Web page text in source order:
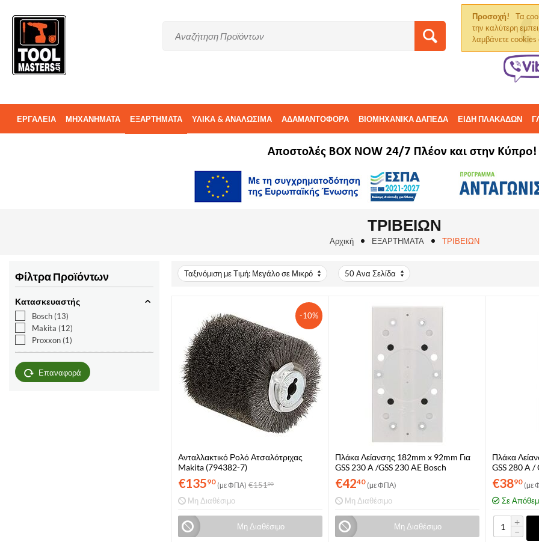
Προσοχή!
Τα
την καλύτερη
λαμβάνετε
ΕΡΓΑΛΕΙΑ ΜΗΧΑΝΗΜΑΤΑ ΕΞΑΡΤΗΜΑΤΑ ΥΛΙΚΑ & ΑΝΑΛΩΣΙΜΑ ΑΔΑΜΑΝΤΟΦΟΡΑ ΒΙΟΜΗΧΑΝΙΚΑ ΔΑΠΕΔΑ ΕΙΔΗ ΠΛΑΚΑΔΩΝ
ΤΡΙΒΕΙΩΝ
Αρχική ΕΞΑΡΤΗΜΑΤΑ ΤΡΙΒΕΙΩΝ
Φίλτρα Προϊόντων
Κατασκευαστής
Bosch (13)
Makita (12)
Proxxon (1)
Επαναφορά
Ταξινόμιση με Τιμή: Μεγάλο σε Μικρό 50 Ανα Σελίδα
-10%
Ανταλλακτικό Ρολό Ατσαλότριχας
Makita (794382-7)
€13590 (με ΦΠΑ) €15100
Μη Διαθέσιμο
Μη Διαθέσιμο
Πλάκα Λείανσης 182mm x 92mm Για
GSS 230 A /GSS 230 AE Bosch
(2608000165)
€4240 (με ΦΠΑ)
Μη Διαθέσιμο
Μη Διαθέσιμο
Πλάκα
GSS 280 A /
€3890 (με
Σε
+
−